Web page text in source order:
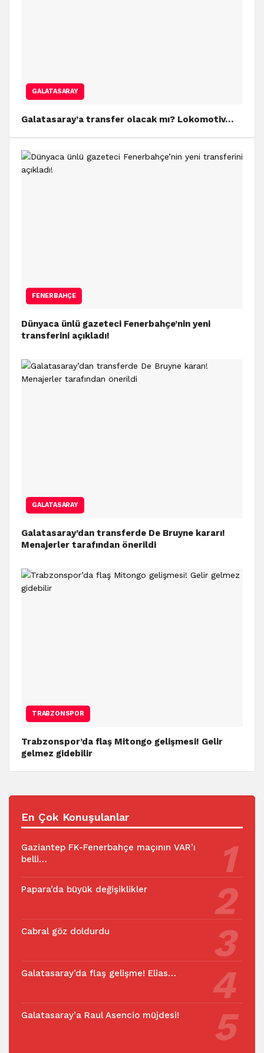
GALATASARAY
Galatasaray’a transfer olacak mı? Lokomotiv…
FENERBAHÇE
Dünyaca ünlü gazeteci Fenerbahçe’nin yeni
transferini açıkladı!
GALATASARAY
Galatasaray’dan transferde De Bruyne kararı!
Menajerler tarafından önerildi
TRABZONSPOR
Trabzonspor’da flaş Mitongo gelişmesi! Gelir
gelmez gidebilir
En Çok Konuşulanlar
Gaziantep FK-Fenerbahçe maçının VAR’ı
belli…
Papara’da büyük değişiklikler
Cabral göz doldurdu
Galatasaray’da flaş gelişme! Elias…
Galatasaray’a Raul Asencio müjdesi!